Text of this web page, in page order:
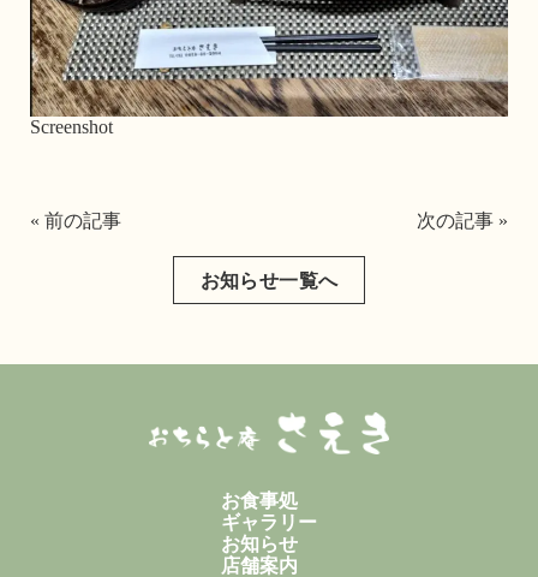
Screenshot
« 前の記事 次の記事 »
お知らせ一覧へ
お食事処
ギャラリー
お知らせ
店舗案内